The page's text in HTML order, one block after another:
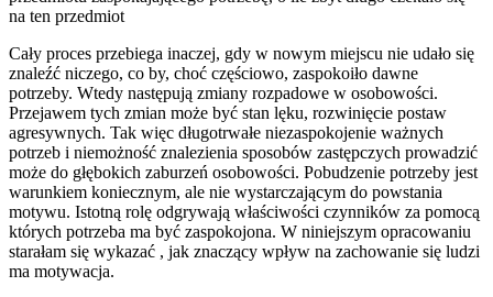
na ten przedmiot
Cały proces przebiega inaczej, gdy w nowym miejscu nie udało się
znaleźć niczego, co by, choć częściowo, zaspokoiło dawne
potrzeby. Wtedy następują zmiany rozpadowe w osobowości.
Przejawem tych zmian może być stan lęku, rozwinięcie postaw
agresywnych. Tak więc długotrwałe niezaspokojenie ważnych
potrzeb i niemożność znalezienia sposobów zastępczych prowadzić
może do głębokich zaburzeń osobowości. Pobudzenie potrzeby jest
warunkiem koniecznym, ale nie wystarczającym do powstania
motywu. Istotną rolę odgrywają właściwości czynników za pomocą
których potrzeba ma być zaspokojona. W niniejszym opracowaniu
starałam się wykazać , jak znaczący wpływ na zachowanie się ludzi
ma motywacja.